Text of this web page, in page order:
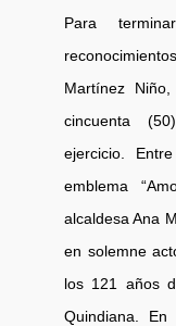
Para
Martínez
cincuenta
ejercicio.
emblema
alcaldesa Ana
en solemne
los 121 años
Quindiana.